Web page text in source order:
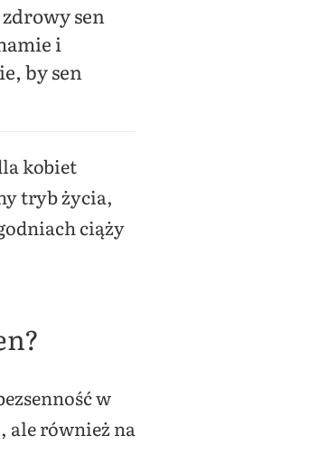
sen
i
by sen
kobiet
tryb życia,
ciąży
w
ale również na